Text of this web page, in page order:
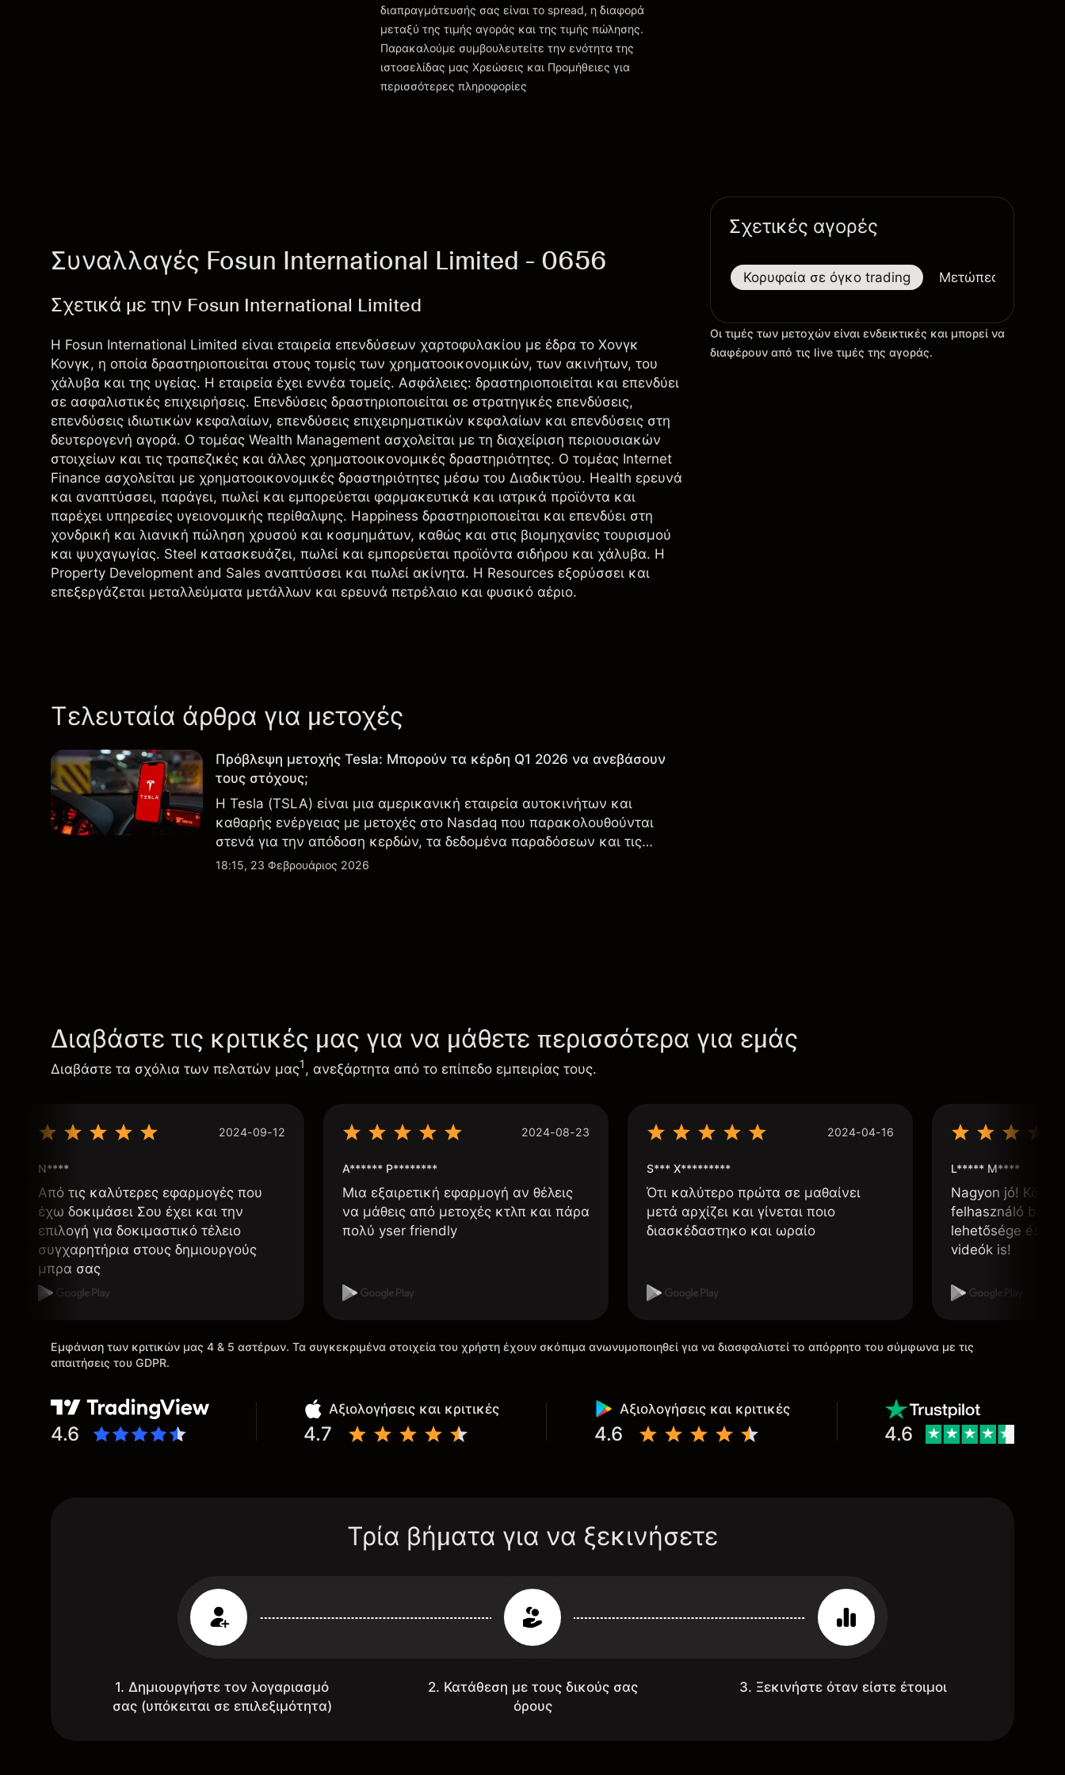
Χρεώσεις και Τέλη
διαπραγμάτευσής σας είναι το spread, η διαφορά
μεταξύ της τιμής αγοράς και της τιμής πώλησης.
Παρακαλούμε συμβουλευτείτε την ενότητα της
ιστοσελίδας μας Χρεώσεις και Προμήθειες για
περισσότερες πληροφορίες
Συναλλαγές Fosun International Limited - 0656
Σχετικά με την Fosun International Limited
Η Fosun International Limited είναι εταιρεία επενδύσεων χαρτοφυλακίου με έδρα το Χονγκ
Κονγκ, η οποία δραστηριοποιείται στους τομείς των χρηματοοικονομικών, των ακινήτων, του
χάλυβα και της υγείας. Η εταιρεία έχει εννέα τομείς. Ασφάλειες: δραστηριοποιείται και επενδύει
σε ασφαλιστικές επιχειρήσεις. Επενδύσεις δραστηριοποιείται σε στρατηγικές επενδύσεις,
επενδύσεις ιδιωτικών κεφαλαίων, επενδύσεις επιχειρηματικών κεφαλαίων και επενδύσεις στη
δευτερογενή αγορά. Ο τομέας Wealth Management ασχολείται με τη διαχείριση περιουσιακών
στοιχείων και τις τραπεζικές και άλλες χρηματοοικονομικές δραστηριότητες. Ο τομέας Internet
Finance ασχολείται με χρηματοοικονομικές δραστηριότητες μέσω του Διαδικτύου. Health ερευνά
και αναπτύσσει, παράγει, πωλεί και εμπορεύεται φαρμακευτικά και ιατρικά προϊόντα και
παρέχει υπηρεσίες υγειονομικής περίθαλψης. Happiness δραστηριοποιείται και επενδύει στη
χονδρική και λιανική πώληση χρυσού και κοσμημάτων, καθώς και στις βιομηχανίες τουρισμού
και ψυχαγωγίας. Steel κατασκευάζει, πωλεί και εμπορεύεται προϊόντα σιδήρου και χάλυβα. Η
Property Development and Sales αναπτύσσει και πωλεί ακίνητα. Η Resources εξορύσσει και
επεξεργάζεται μεταλλεύματα μετάλλων και ερευνά πετρέλαιο και φυσικό αέριο.
Τελευταία άρθρα για μετοχές
Πρόβλεψη μετοχής Tesla: Μπορούν τα κέρδη Q1 2026 να ανεβάσουν
τους στόχους;
Η Tesla (TSLA) είναι μια αμερικανική εταιρεία αυτοκινήτων και
καθαρής ενέργειας με μετοχές στο Nasdaq που παρακολουθούνται
στενά για την απόδοση κερδών, τα δεδομένα παραδόσεων και τις
εξελίξεις στην τεχνολογία και την παραγωγή.
18:15, 23 Φεβρουάριος 2026
Σχετικές αγορές
Κορυφαία σε όγκο trading Μετώπες
Οι τιμές των μετοχών είναι ενδεικτικές και μπορεί να
διαφέρουν από τις live τιμές της αγοράς.
Διαβάστε τις κριτικές μας για να μάθετε περισσότερα για εμάς
Διαβάστε τα σχόλια των πελατών μας1, ανεξάρτητα από το επίπεδο εμπειρίας τους.
2024-09-12
N****
Από τις καλύτερες εφαρμογές που
έχω δοκιμάσει Σου έχει και την
επιλογή για δοκιμαστικό τέλειο
συγχαρητήρια στους δημιουργούς
μπρα σας
2024-08-23
A****** P********
Μια εξαιρετική εφαρμογή αν θέλεις
να μάθεις από μετοχές κτλπ και πάρα
πολύ yser friendly
2024-04-16
S*** X*********
Ότι καλύτερο πρώτα σε μαθαίνει
μετά αρχίζει και γίνεται ποιο
διασκέδαστηκο και ωραίο
L***** M****
Nagyon jó!
felhasználó
lehetősége és,
videók is!
Εμφάνιση των κριτικών μας 4 & 5 αστέρων. Τα συγκεκριμένα στοιχεία του χρήστη έχουν σκόπιμα ανωνυμοποιηθεί για να διασφαλιστεί το απόρρητο του σύμφωνα με τις
απαιτήσεις του GDPR.
4.6
Αξιολογήσεις και κριτικές
4.7
Αξιολογήσεις και κριτικές
4.6 4.6
Τρία βήματα για να ξεκινήσετε
1. Δημιουργήστε τον λογαριασμό
σας (υπόκειται σε επιλεξιμότητα)
2. Κατάθεση με τους δικούς σας
όρους
3. Ξεκινήστε όταν είστε έτοιμοι